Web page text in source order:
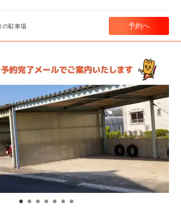
の駐車場 予約へ